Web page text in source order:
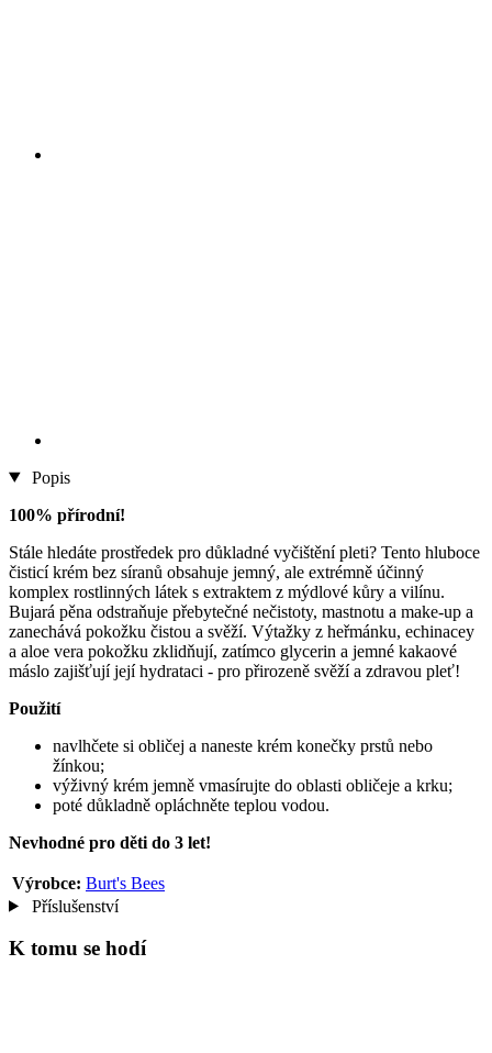
Popis
100% přírodní!
Stále hledáte prostředek pro důkladné vyčištění pleti? Tento hluboce
čisticí krém bez síranů obsahuje jemný, ale extrémně účinný
komplex rostlinných látek s extraktem z mýdlové kůry a vilínu.
Bujará pěna odstraňuje přebytečné nečistoty, mastnotu a make-up a
zanechává pokožku čistou a svěží. Výtažky z heřmánku, echinacey
a aloe vera pokožku zklidňují, zatímco glycerin a jemné kakaové
máslo zajišťují její hydrataci - pro přirozeně svěží a zdravou pleť!
Použití
navlhčete si obličej a naneste krém konečky prstů nebo
žínkou;
výživný krém jemně vmasírujte do oblasti obličeje a krku;
poté důkladně opláchněte teplou vodou.
Nevhodné pro děti do 3 let!
Výrobce: Burt's Bees
Příslušenství
K tomu se hodí